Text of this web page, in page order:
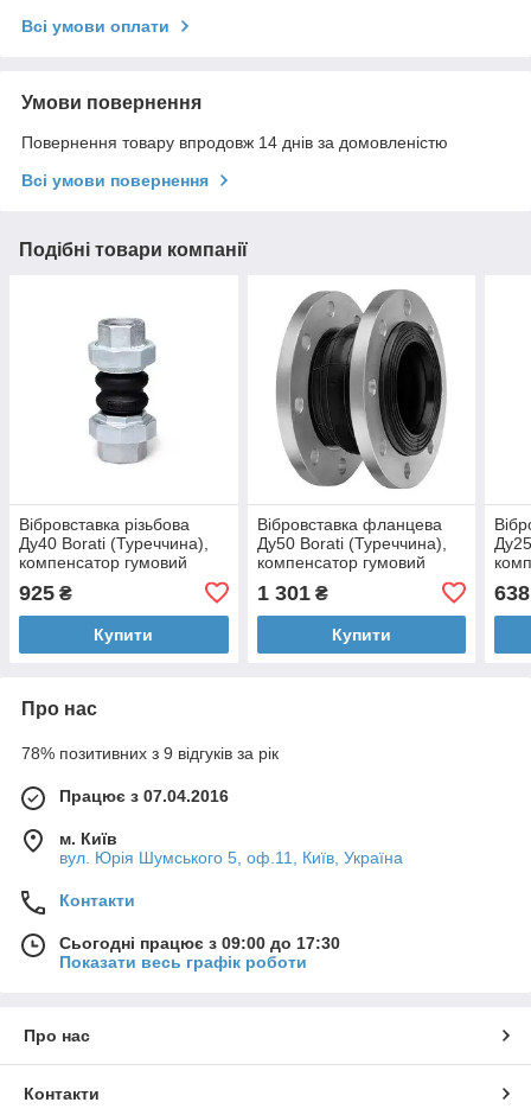
Всі умови оплати
Умови повернення
Повернення товару впродовж 14 днів за домовленістю
Всі умови повернення
Подібні товари компанії
Вібровставка різьбова
Ду40 Borati (Туреччина),
компенсатор гумовий
925 ₴
Купити
Вібровставка фланцева
Ду50 Borati (Туреччина),
компенсатор гумовий
1 301₴
Купити
638
Про нас
78% позитивних з 9 відгуків за рік
Працює з 07.04.2016
м. Київ
вул. Юрія Шумського 5, оф.11, Київ, Україна
Контакти
Сьогодні працює з 09:00 до 17:30
Показати весь графік роботи
Про нас
Контакти